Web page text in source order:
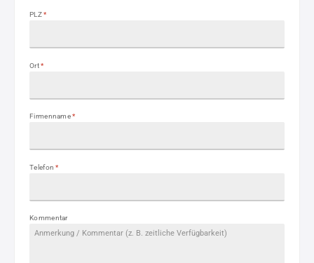
PLZ*
Ort*
Firmenname*
Telefon*
Kommentar